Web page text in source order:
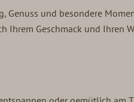
und besondere
Ihrem Geschmack und Ihren